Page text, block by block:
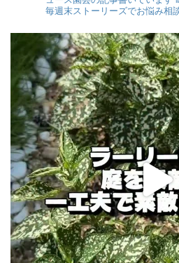
毎週末ストーリーズでお悩み相